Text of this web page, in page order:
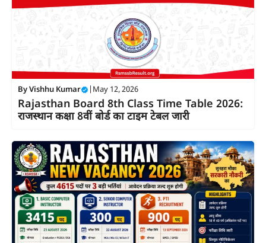
ByVishhu Kumar May 12, 2026
Rajasthan Board 8th Class Time Table 2026:
राजस्थान कक्षा 8वीं बोर्ड का टाइम टेबल जारी